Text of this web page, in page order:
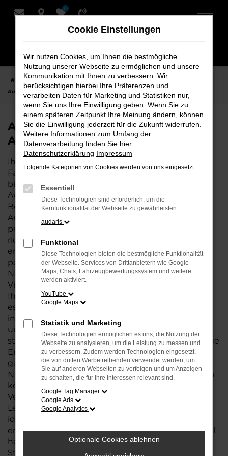
Zum
0
Startseite Hersteller Audi
Audi Q8 bei Schmidt + Koch - Ihr Audi
Autohaus
Audi Q8 bei Schmidt + Koch - Ihr
Audi Autohaus
Ihr Audi Autohaus – die perfekte Wahl für all Ihre
Fahrzeugbedürfnisse. Als erfahrene Experten
bieten wir Ihnen nicht nur eine breite Auswahl an
Audi Fahrzeugen, sondern auch eine umfassende
Beratung, die individuell auf Ihre Wünsche und
Anforderungen abgestimmt ist. Wenn Sie den
perfekten Audi Q8 suchen, sind Sie bei uns genau
richtig. Unsere große
ermöglicht es Ihnen, das Modell zu finden, das
perfekt zu Ihrem Lebensstil und Budget passt.
Neben dem Kauf Ihres Q8 bieten wir Ihnen eine
Vielzahl zusätzlicher Services rund um Audi, die
Ihnen den gesamten Prozess erleichtern. Egal, ob
es um flexible Finanzierungsmöglichkeiten,
individuelle Leasingangebote oder eine
umfassendeWartung und Reparaturgeht – wir
stehen Ihnen jederzeit zur Seite. Unsere langjährige
Erfahrung und unser kompetentes Team
garantieren Ihnen eine Betreuung auf höchstem
Niveau, sodass Sie sich rundum gut betreut fühlen
können.
Vertrauen Sie auf unser Fachwissen und unsere
Leidenschaft für Audi und finden Sie mit uns das
ideale Modell: Q8, das nicht nur Ihre Erwartungen
erfüllt, sondern Ihre Mobilität auf das nächste Level
hebt. Wir freuen uns darauf, Sie an einem unserer
Standorte in Bremen, Bremerhaven und
Cookie Einstellungen
Wir nutzen Cookies, um Ihnen die bestmögliche
Nutzung unserer Webseite zu ermöglichen und unsere
Kommunikation mit Ihnen zu verbessern. Wir
berücksichtigen hierbei Ihre Präferenzen und
verarbeiten Daten für Marketing und Statistiken nur,
wenn Sie uns Ihre Einwilligung geben. Wenn Sie zu
einem späteren Zeitpunkt Ihre Meinung ändern, können
Sie die Einwilligung jederzeit für die Zukunft widerrufen.
Weitere Informationen zum Umfang der
Datenverarbeitung finden Sie hier:
Datenschutzerklärung Impressum
Folgende Kategorien von Cookies werden von uns eingesetzt:
Essentiell
Diese Technologien sind erforderlich, um die
Kernfunktionalität der Webseite zu gewährleisten.
audaris
Funktional
Diese Technologien bieten die bestmögliche Funktionalität
der Webseite. Services von Drittanbietern wie Google
Maps, Chats, Fahrzeugbewertungssystem und weitere
werden aktiviert.
YouTube
Google Maps
Statistik und Marketing
Diese Technologien ermöglichen es uns, die Nutzung der
Webseite zu analysieren, um die Leistung zu messen und
zu verbessern. Zudem werden Technologien eingesetzt,
die von dritten Werbetreibenden verwendet werden, um
Sie auf anderen Webseiten zu verfolgen und um Anzeigen
zu schalten, die für Ihre Interessen relevant sind.
Google Tag Manager
Google Ads
Google Analytics
Optionale Cookies ablehnen